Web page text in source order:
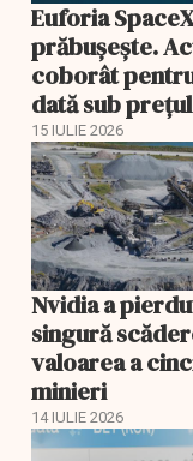
Euforia
prăbușește.
coborât
dată sub
listare
15 IULIE 2026
Nvidia a
singură
valoarea a
minieri
14 IULIE 2026